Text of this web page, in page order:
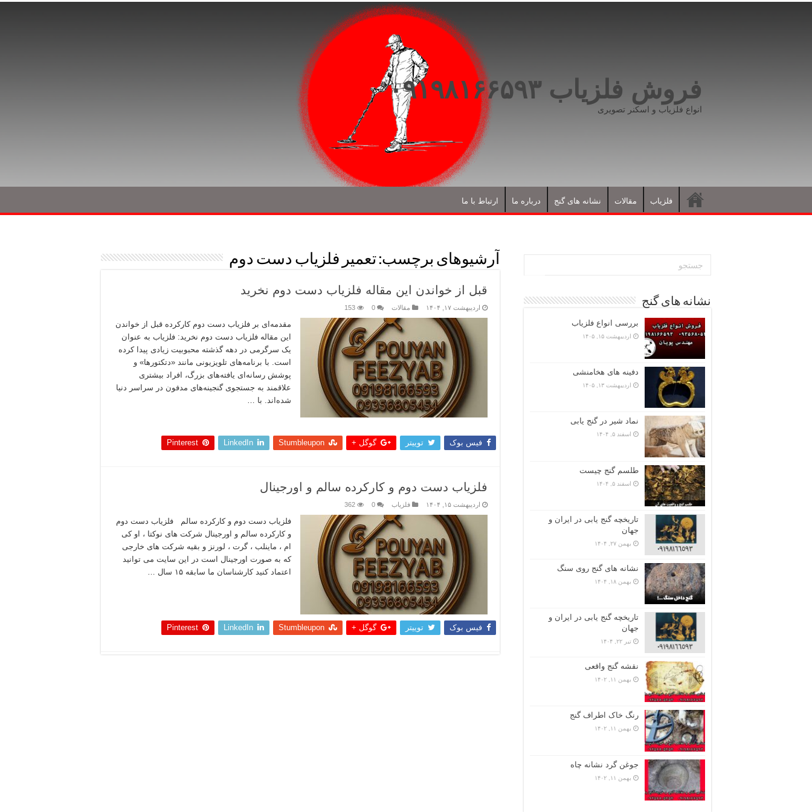
فروش فلزیاب ۰۹۱۹۸۱۶۶۵۹۳
انواع فلزیاب و اسکنر تصویری
فلزیاب مقالات نشانه های گنج درباره ما ارتباط با ما
آرشیوهای برچسب:تعمیر فلزیاب دست دوم
قبل از خواندن این مقاله فلزیاب دست دوم نخرید
اردیبهشت ۱۷, ۱۴۰۴ مقالات 0
153
مقدمه‌ای بر فلزیاب دست دوم کارکرده قبل از خواندن
این مقاله فلزیاب دست دوم نخرید: فلزیاب به عنوان
یک سرگرمی در دهه گذشته محبوبیت زیادی پیدا کرده
است. با برنامه‌های تلویزیونی مانند «دتکتورها» و
پوشش رسانه‌ای یافته‌های بزرگ، افراد بیشتری
علاقمند به جستجوی گنجینه‌های مدفون در سراسر دنیا
شده‌اند. با …
فیس بوک توییتر گوگل + Stumbleupon
LinkedIn
Pinterest
فلزیاب دست دوم و کارکرده سالم و اورجینال
اردیبهشت ۱۵, ۱۴۰۴ فلزیاب 0
362
فلزیاب دست دوم و کارکرده سالم فلزیاب دست دوم
و کارکرده سالم و اورجینال شرکت های نوکتا ، او کی
ام ، ماینلب ، گرت ، لورنز و بقیه شرکت های خارجی
که به صورت اورجینال است در این سایت می توانید
اعتماد کنید کارشناسان ما سابقه ۱۵ سال …
فیس بوک توییتر گوگل + Stumbleupon
LinkedIn
Pinterest
نشانه های گنج
بررسی انواع فلزیاب
اردیبهشت ۱۵, ۱۴۰۵
دفینه های هخامنشی
اردیبهشت ۱۳, ۱۴۰۵
نماد شیر در گنج یابی
اسفند ۵, ۱۴۰۴
طلسم گنج چیست
اسفند ۵, ۱۴۰۴
تاریخچه گنج‌ یابی در ایران و
جهان
بهمن ۲۷, ۱۴۰۴
نشانه های گنج روی سنگ
بهمن ۱۸, ۱۴۰۴
تاریخچه گنج‌ یابی در ایران و
جهان
تیر ۲۲, ۱۴۰۴
نقشه گنج واقعی
بهمن ۱۱, ۱۴۰۲
رنگ خاک اطراف گنج
بهمن ۱۱, ۱۴۰۲
جوغن گرد نشانه چاه
بهمن ۱۱, ۱۴۰۲